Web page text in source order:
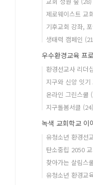
제로웨이스트 교
기후교회 강좌,
생태력 캠페인
우수환경교육 프
환경선교사 리더
지구와 신앙 잇기
온라인 그린스쿨
지구돌봄서클 (24)
녹색 교회학교 이
유청소년 환경선
탄소중립 2050
찾아가는 살림스
유청소년 환경교